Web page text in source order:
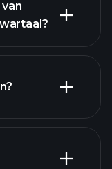
winst